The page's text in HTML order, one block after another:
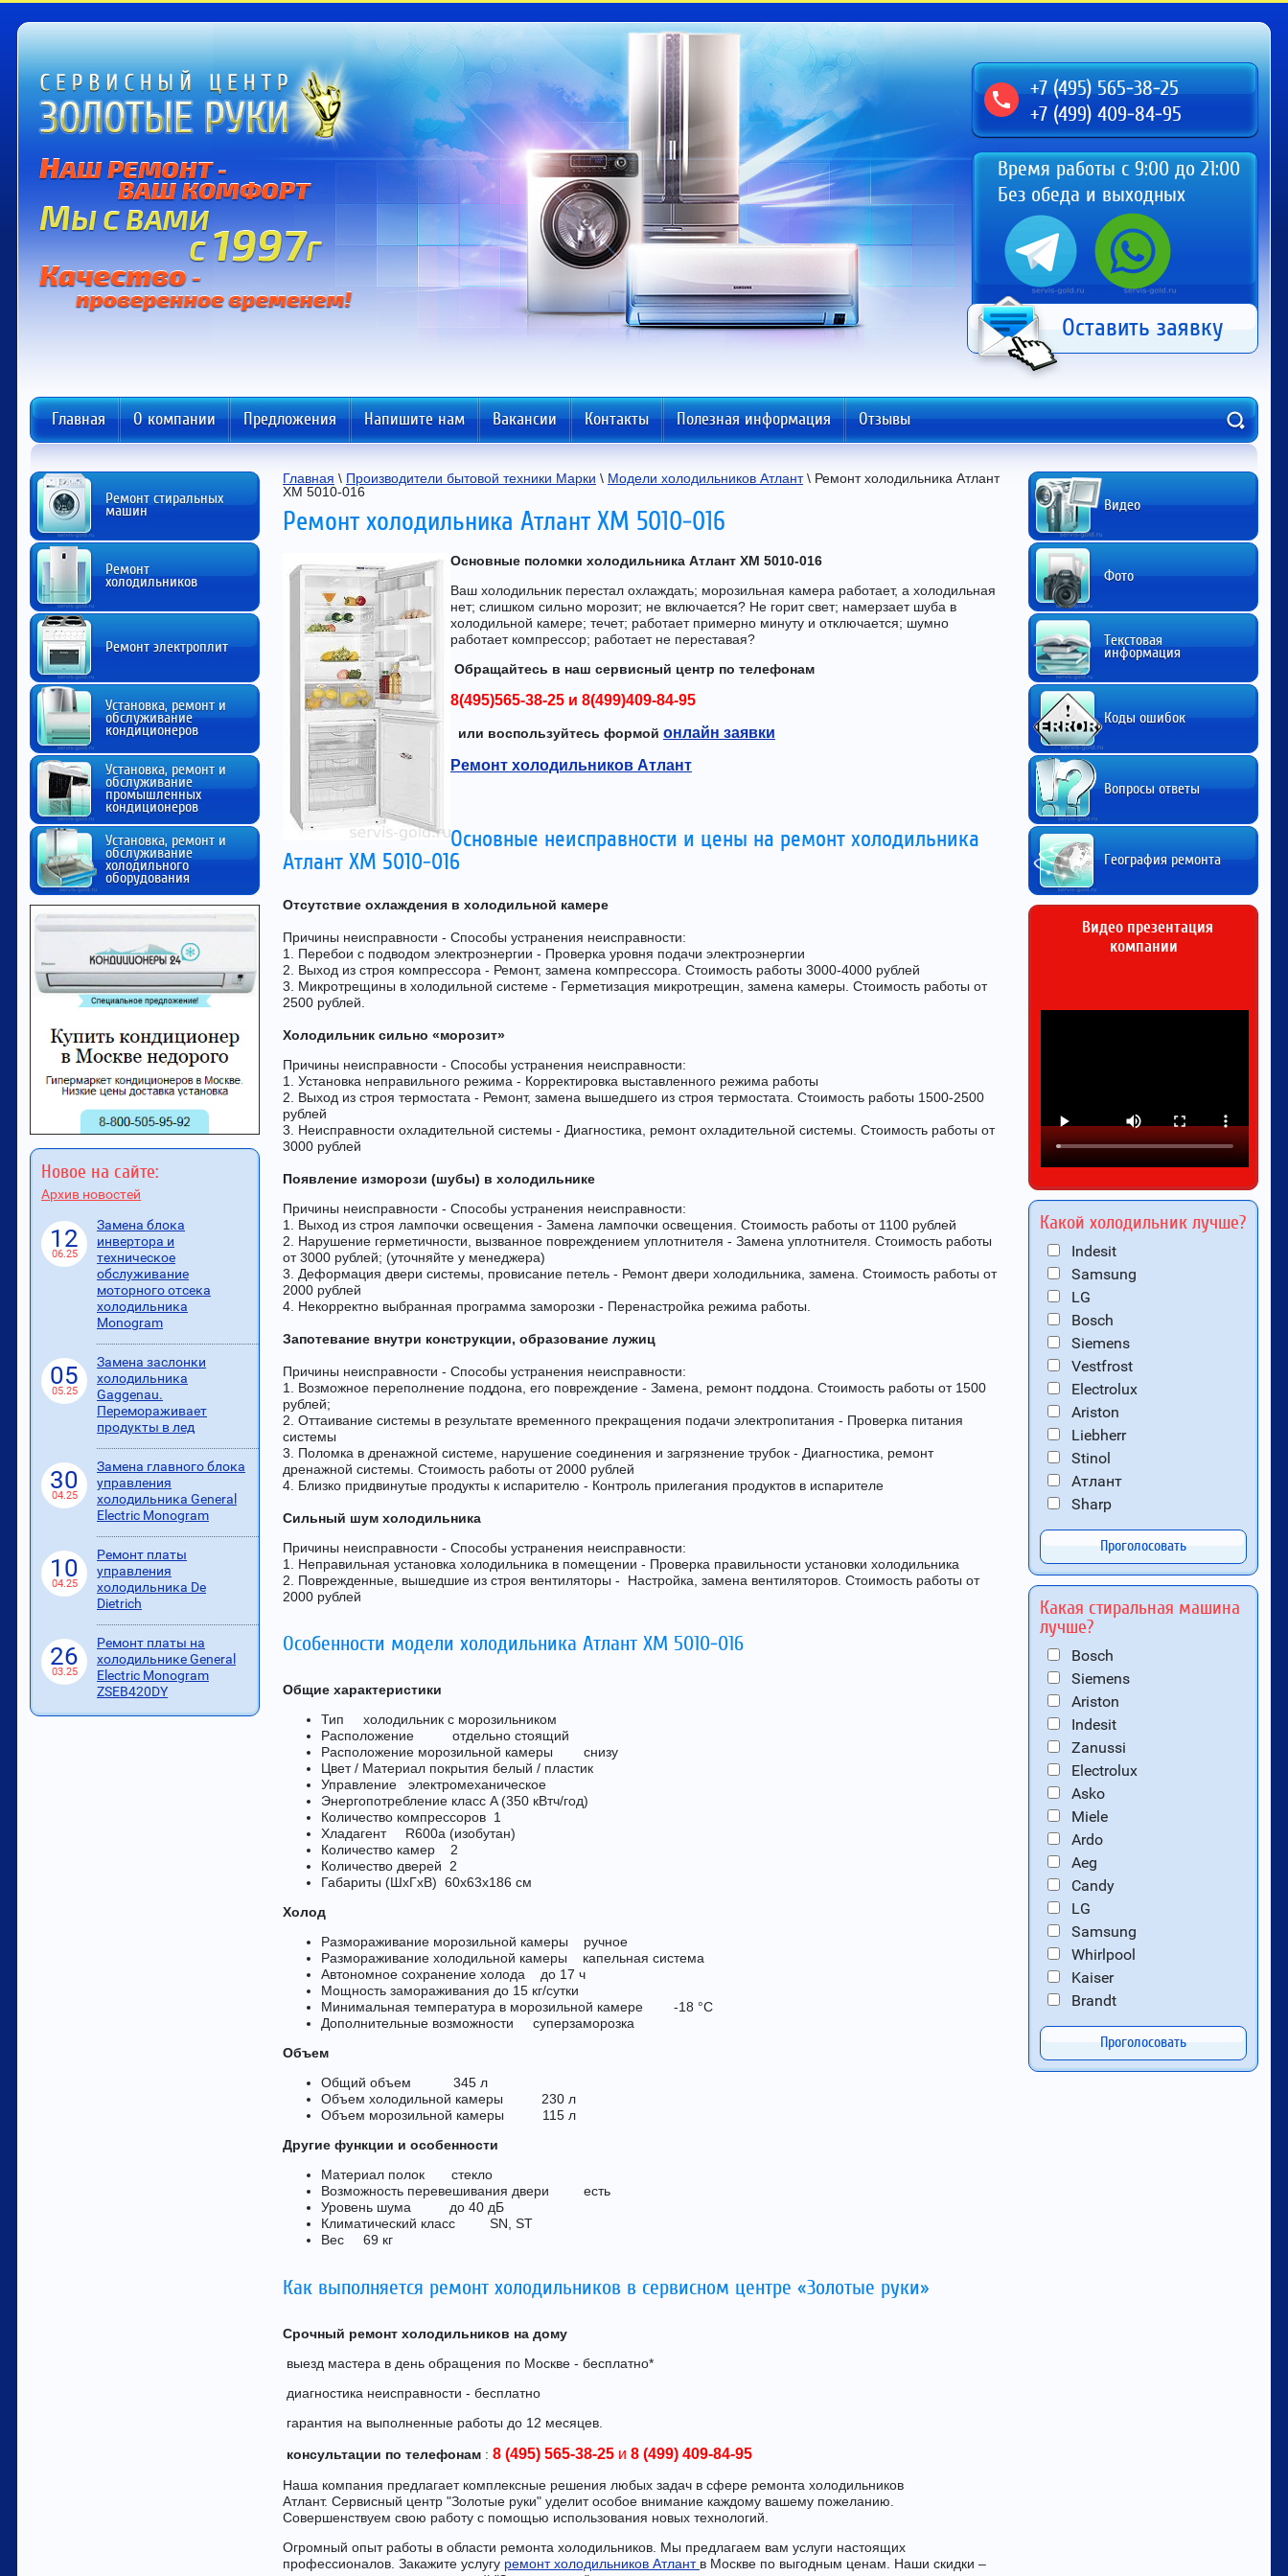
+7 (495) 565-38-25
+7 (499) 409-84-95
Время работы с 9:00 до 21:00
Без обеда и выходных
Оставить заявку
Главная О компании Предложения Напишите нам Вакансии Контакты Полезная информация Отзывы
Главная \ Производители бытовой техники Марки \ Модели холодильников Атлант \ Ремонт холодильника Атлант
ХМ 5010-016
Ремонт холодильника Атлант ХМ 5010-016
Основные поломки холодильника Атлант ХМ 5010-016
Ваш холодильник перестал охлаждать; морозильная камера работает, а холодильная
нет; слишком сильно морозит; не включается? Не горит свет; намерзает шуба в
холодильной камере; течет; работает примерно минуту и отключается; шумно
работает компрессор; работает не переставая?
Обращайтесь в наш сервисный центр по телефонам
8(495)565-38-25 и 8(499)409-84-95
или воспользуйтесь формой онлайн заявки
Ремонт холодильников Атлант
Основные неисправности и цены на ремонт холодильника
Атлант ХМ 5010-016
Отсутствие охлаждения в холодильной камере
Причины неисправности - Способы устранения неисправности:
1. Перебои с подводом электроэнергии - Проверка уровня подачи электроэнергии
2. Выход из строя компрессора - Ремонт, замена компрессора. Стоимость работы 3000-4000 рублей
3. Микротрещины в холодильной системе - Герметизация микротрещин, замена камеры. Стоимость работы от
2500 рублей.
Холодильник сильно «морозит»
Причины неисправности - Способы устранения неисправности:
1. Установка неправильного режима - Корректировка выставленного режима работы
2. Выход из строя термостата - Ремонт, замена вышедшего из строя термостата. Стоимость работы 1500-2500
рублей
3. Неисправности охладительной системы - Диагностика, ремонт охладительной системы. Стоимость работы от
3000 рублей
Появление изморози (шубы) в холодильнике
Причины неисправности - Способы устранения неисправности:
1. Выход из строя лампочки освещения - Замена лампочки освещения. Стоимость работы от 1100 рублей
2. Нарушение герметичности, вызванное повреждением уплотнителя - Замена уплотнителя. Стоимость работы
от 3000 рублей; (уточняйте у менеджера)
3. Деформация двери системы, провисание петель - Ремонт двери холодильника, замена. Стоимость работы от
2000 рублей
4. Некорректно выбранная программа заморозки - Перенастройка режима работы.
Запотевание внутри конструкции, образование лужиц
Причины неисправности - Способы устранения неисправности:
1. Возможное переполнение поддона, его повреждение - Замена, ремонт поддона. Стоимость работы от 1500
рублей;
2. Оттаивание системы в результате временного прекращения подачи электропитания - Проверка питания
системы
3. Поломка в дренажной системе, нарушение соединения и загрязнение трубок - Диагностика, ремонт
дренажной системы. Стоимость работы от 2000 рублей
4. Близко придвинутые продукты к испарителю - Контроль прилегания продуктов в испарителе
Сильный шум холодильника
Причины неисправности - Способы устранения неисправности:
1. Неправильная установка холодильника в помещении - Проверка правильности установки холодильника
2. Поврежденные, вышедшие из строя вентиляторы - Настройка, замена вентиляторов. Стоимость работы от
2000 рублей
Особенности модели холодильника Атлант ХМ 5010-016
Общие характеристики
Тип холодильник с морозильником
Расположение отдельно стоящий
Расположение морозильной камеры снизу
Цвет / Материал покрытия белый / пластик
Управление электромеханическое
Энергопотребление класс A (350 кВтч/год)
Количество компрессоров 1
Хладагент R600a (изобутан)
Количество камер 2
Количество дверей 2
Габариты (ШxГxВ) 60x63x186 см
Холод
Размораживание морозильной камеры ручное
Размораживание холодильной камеры капельная система
Автономное сохранение холода до 17 ч
Мощность замораживания до 15 кг/cутки
Минимальная температура в морозильной камере -18 °C
Дополнительные возможности суперзаморозка
Объем
Общий объем 345 л
Объем холодильной камеры 230 л
Объем морозильной камеры 115 л
Другие функции и особенности
Материал полок стекло
Возможность перевешивания двери есть
Уровень шума до 40 дБ
Климатический класс SN, ST
Вес 69 кг
Как выполняется ремонт холодильников в сервисном центре «Золотые руки»
Срочный ремонт холодильников на дому
выезд мастера в день обращения по Москве - бесплатно*
диагностика неисправности - бесплатно
гарантия на выполненные работы до 12 месяцев.
консультации по телефонам : 8 (495) 565-38-25 и 8 (499) 409-84-95
Наша компания предлагает комплексные решения любых задач в сфере ремонта холодильников
Атлант. Сервисный центр "Золотые руки" уделит особое внимание каждому вашему пожеланию.
Совершенствуем свою работу с помощью использования новых технологий.
Огромный опыт работы в области ремонта холодильников. Мы предлагаем вам услуги настоящих
профессионалов. Закажите услугу ремонт холодильников Атлант в Москве по выгодным ценам. Наши скидки –
Ремонт стиральных
машин
Ремонт
холодильников
Ремонт электроплит
Установка, ремонт и
обслуживание
кондиционеров
Установка, ремонт и
обслуживание
промышленных
кондиционеров
Установка, ремонт и
обслуживание
холодильного
оборудования
Новое на сайте:
Архив новостей
12
06.25
Замена блока
инвертора и
техническое
обслуживание
моторного отсека
холодильника
Monogram
05
05.25
Замена заслонки
холодильника
Gaggenau.
Перемораживает
продукты в лед
30
04.25
Замена главного блока
управления
холодильника General
Electric Monogram
10
04.25
Ремонт платы
управления
холодильника De
Dietrich
26
03.25
Ремонт платы на
холодильнике General
Electric Monogram
ZSEB420DY
Видео
Фото
Текстовая
информация
Коды ошибок
Вопросы ответы
География ремонта
Видео презентация
компании
Какой холодильник лучше?
Indesit
Samsung
LG
Bosch
Siemens
Vestfrost
Electrolux
Ariston
Liebherr
Stinol
Атлант
Sharp
Проголосовать
Какая стиральная машина
лучше?
Bosch
Siemens
Ariston
Indesit
Zanussi
Electrolux
Asko
Miele
Ardo
Aeg
Candy
LG
Samsung
Whirlpool
Kaiser
Brandt
Проголосовать